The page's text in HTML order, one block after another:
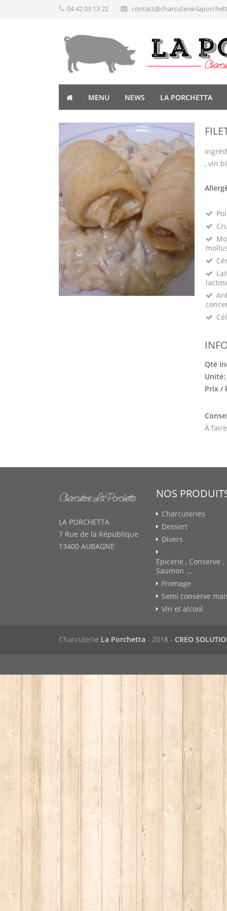
04 42 03 13 22 contact@charcuterie-
MENU NEWS LA PORCHETTA
, vin
Qté
Unité:
Prix /
À
LA PORCHETTA
7 Rue de la République
13400 AUBAGNE
NOS
Charcuteries
Dessert
Divers
Epicerie , Conserve ,
Saumon ...
Fromage
Semi conserve
Vin et alcool
Charcuterie La Porchetta - 2018 - CREO